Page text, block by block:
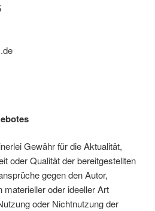
Gewähr für die Aktualität,
oder Qualität der bereitgestellten
gegen den Autor,
oder ideeller Art
oder Nichtnutzung der